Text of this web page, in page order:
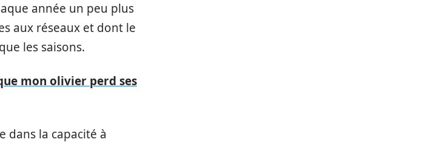
année un peu plus
aux réseaux et dont le
les saisons.
mon olivier perd ses
dans la capacité à